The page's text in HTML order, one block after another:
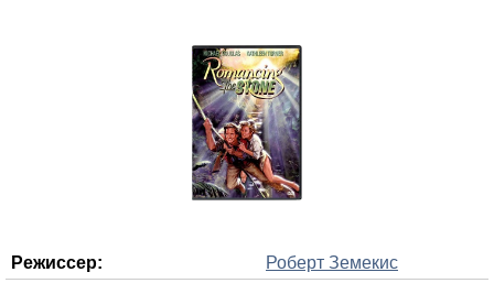
Режиссер:
Роберт Земекис